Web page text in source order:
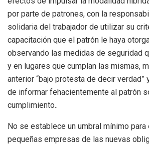
por parte de patrones, con la
solidaria del trabajador de utilizar su
capacitación que el patrón le haya
observando las medidas de seguridad
y en lugares que cumplan las mismas,
anterior “bajo protesta de decir verdad”
de informar fehacientemente al patrón
cumplimiento..
No se establece un umbral mínimo
pequeñas empresas de las nuevas